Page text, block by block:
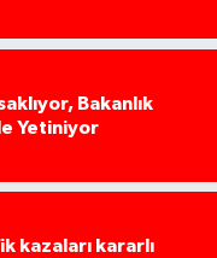
Bakanlık
Yetiniyor
kazaları kararlı